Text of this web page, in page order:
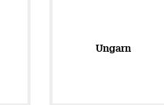
Ungarn